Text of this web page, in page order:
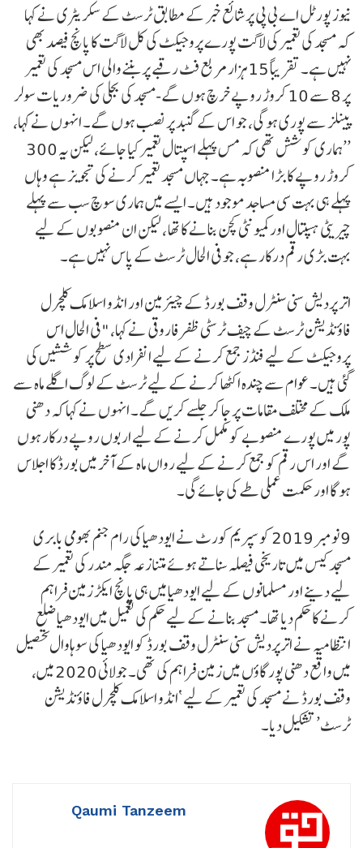
نیوز پورٹل اے بی پی پر شائع خبر کے مطابق ٹرسٹ کے سکریٹری نے کہا
کہ مسجد کی تعمیر کی لاگت پورے پروجیکٹ کی کل لاگت کا پانچ فیصد بھی
نہیں ہے۔ تقریباً 15 ہزار مربع فٹ رقبے پر بننے والی اس مسجد کی تعمیر
پر 8 سے 10 کروڑ روپے خرچ ہوں گے-مسجد کی بجلی کی ضروریات سولر
پینلز سے پوری ہو گی، جو اس کے گنبد پر نصب ہوں گے۔ انہوں نے کہا،
’’ہماری کوشش تھی کہ مس پہلے اسپتال تعمیر کیا جائے، لیکن یہ 300
کروڑ روپے کا بڑا منصوبہ ہے۔ جہاں مسجد تعمیر کرنے کی تجویز ہے وہاں
پہلے ہی بہت سی مساجد موجود ہیں۔ ایسے میں ہماری سوچ سب سے پہلے
چیریٹی ہسپتال اور کمیونٹی کچن بنانے کا تھا ، لیکن ان منصوبوں کے لیے
بہت بڑی رقم درکار ہے، جو فی الحال ٹرسٹ کے پاس نہیں ہے۔
اتر پردیش سنی سنٹرل وقف بورڈ کے چیئرمین اور انڈو اسلامک کلچرل
فاؤنڈیشن ٹرسٹ کے چیف ٹرسٹی ظفر فاروقی نے کہا، "فی الحال اس
پروجیکٹ کے لیے فنڈز جمع کرنے کے لیے انفرادی سطح پر کوششیں کی
گئی ہیں۔ عوام سے چندہ اکٹھا کرنے کے لیے ٹرسٹ کے لوگ اگلے ماہ سے
ملک کے مختلف مقامات پر جا کر جلسے کریں گے۔ انہوں نے کہا کہ دھنی
پور میں پورے منصوبے کو مکمل کرنے کے لیے اربوں روپے درکار ہوں
گے اور اس رقم کو جمع کرنے کے لیے رواں ماہ کے آخر میں بورڈ کا اجلاس
ہو گا اور حکمت عملی طے کی جائے گی۔
9 نومبر 2019 کو سپریم کورٹ نے ایودھیا کی رام جنم بھومی بابری
مسجد کیس میں تاریخی فیصلہ سناتے ہوئے متنازعہ جگہ مندر کی تعمیر کے
لیے دینے اور مسلمانوں کے لیے ایودھیا میں ہی پانچ ایکڑ زمین فراہم
کرنے کا حکم دیا تھا۔ مسجد بنانے کے لیے حکم کی تعمیل میں ایودھیا ضلع
انتظامیہ نے اترپردیش سنی سنٹرل وقف بورڈ کو ایودھیا کی سوہاوال تحصیل
میں واقع دھنی پور گاؤں میں زمین فراہم کی تھی۔ جولائی 2020 میں،
وقف بورڈ نے مسجد کی تعمیر کے لیے ‘انڈو اسلامک کلچرل فاؤنڈیشن
ٹرسٹ’ تشکیل دیا۔
Qaumi Tanzeem